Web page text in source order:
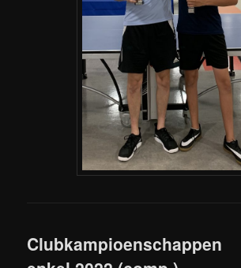
Clubkampioenschappen